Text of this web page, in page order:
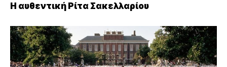
Η αυθεντική Ρίτα Σακελλαρίου